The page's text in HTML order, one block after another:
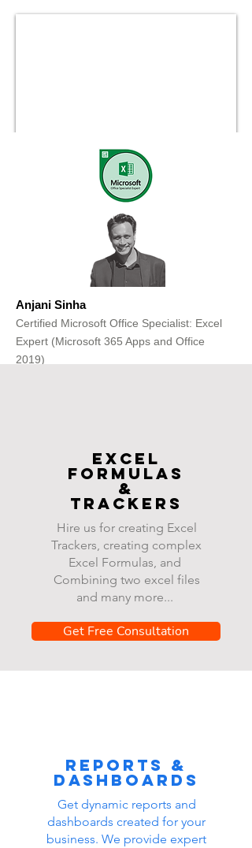
Anjani Sinha
Certified Microsoft Office Specialist: Excel
Expert (Microsoft 365 Apps and Office
2019)
Excel
FOrmulas
&
Trackers
Hire us for creating Excel
Trackers, creating complex
Excel Formulas, and
Combining two excel files
and many more...
Get Free Consultation
Reports &
dashboards
Get dynamic reports and
dashboards created for your
business. We provide expert